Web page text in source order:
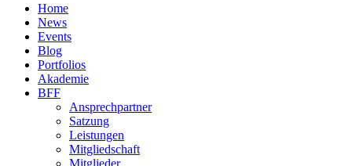
Home
News
Events
Blog
Portfolios
Akademie
BFF
Ansprechpartner
Satzung
Leistungen
Mitgliedschaft
Mitglieder